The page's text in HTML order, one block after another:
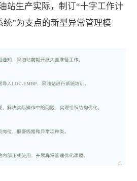
站生产实际，制订“十字工作计
统”为支点的新型异常管理模